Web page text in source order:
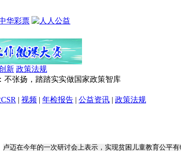
新 政策法规
不张扬，踏踏实实做国家政策智库
| 视频 | 年检报告 | 公益资讯 | 政策法规
卢迈在今年的一次研讨会上表示，实现贫困儿童教育公平